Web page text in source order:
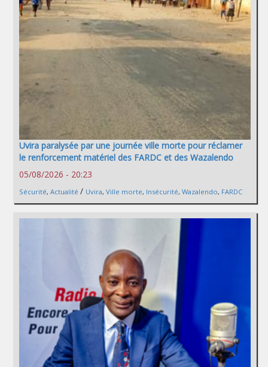
Uvira paralysée par une journée ville morte pour réclamer
le renforcement matériel des FARDC et des Wazalendo
05/08/2026 - 20:23
Sécurité, Actualité / Uvira, Ville morte, Insécurité, Wazalendo, FARDC